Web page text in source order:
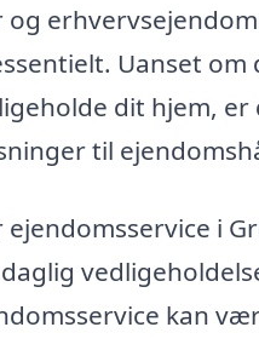
Uanset
dit hjem,
til
i
kan